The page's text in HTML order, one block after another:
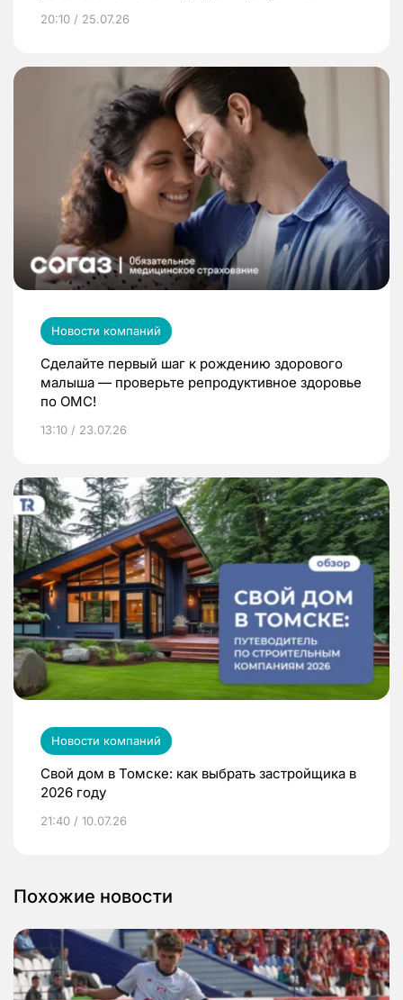
20:10 / 25.07.26
Новости компаний
Сделайте первый шаг к рождению здорового
малыша — проверьте репродуктивное здоровье
по ОМС!
13:10 / 23.07.26
Новости компаний
Свой дом в Томске: как выбрать застройщика в
2026 году
21:40 / 10.07.26
Похожие новости